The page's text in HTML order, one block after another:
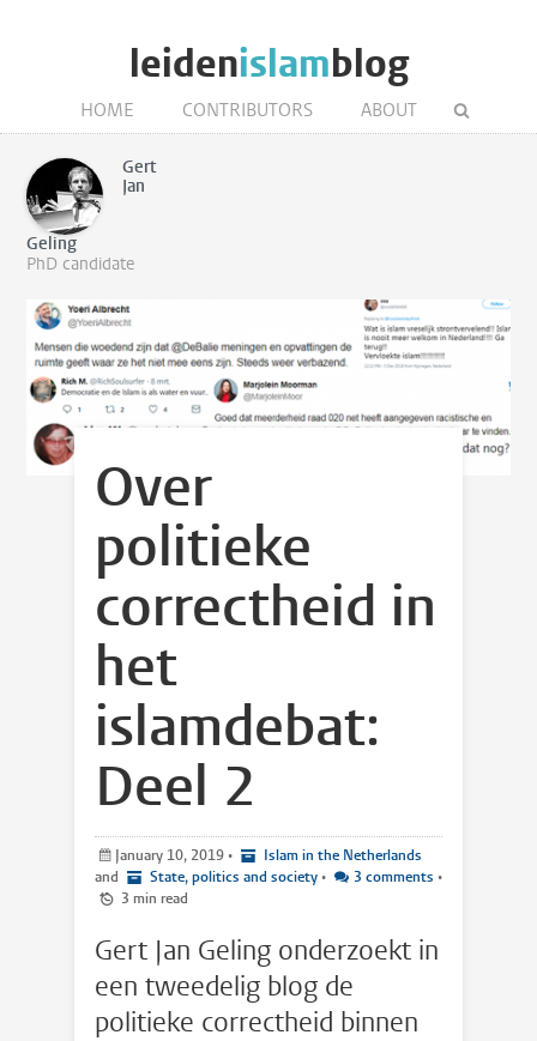
leidenislamblog
HOME CONTRIBUTORS ABOUT
Gert
Jan
Geling
PhD candidate
Over
politieke
correctheid in
het
islamdebat:
Deel 2
January 10, 2019 •
Islam in the Netherlands
and
State, politics and society • 3 comments •
3 min read
Gert Jan Geling onderzoekt in
een tweedelig blog de
politieke correctheid binnen